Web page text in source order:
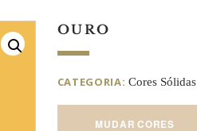
OURO
CATEGORIA:Cores Sólidas
MUDAR CORES